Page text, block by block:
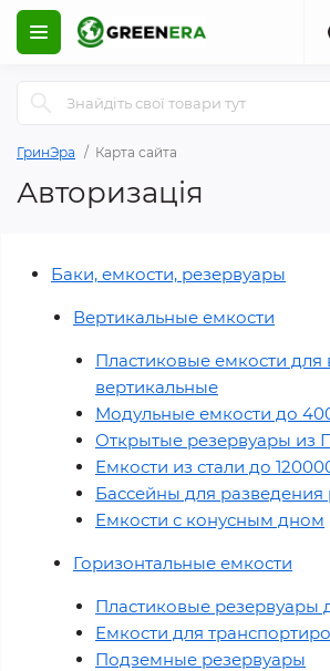
ГринЭра Карта сайта
Авторизація
Баки, емкости, резервуары
Вертикальные емкости
Пластиковые емкости для
вертикальные
Модульные емкости до
Открытые резервуары из
Емкости из стали до
Бассейны для
Емкости с конусным дном
Горизонтальные емкости
Пластиковые резервуары
Емкости для
Подземные резервуары